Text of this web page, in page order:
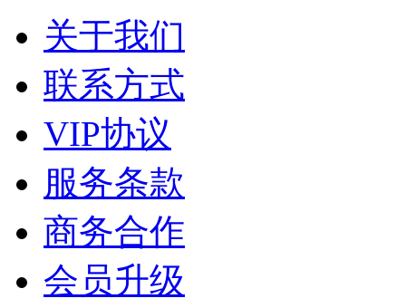
关于我们
联系方式
VIP协议
服务条款
商务合作
会员升级